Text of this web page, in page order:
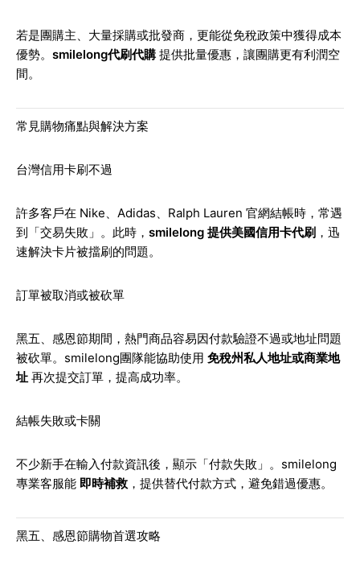
若是團購主、大量採購或批發商，更能從免稅政策中獲得成本
優勢。 smilelong代刷代購 提供批量優惠，讓團購更有利潤空
間。
常見購物痛點與解決方案
台灣信用卡刷不過
許多客戶在 Nike、Adidas、Ralph Lauren 官網結帳時，常遇
到「交易失敗」。此時， smilelong 提供美國信用卡代刷 ，迅
速解決卡片被擋刷的問題。
訂單被取消或被砍單
黑五、感恩節期間，熱門商品容易因付款驗證不過或地址問題
被砍單。smilelong團隊能協助使用 免稅州私人地址或商業地
址 再次提交訂單，提高成功率。
結帳失敗或卡關
不少新手在輸入付款資訊後，顯示「付款失敗」。smilelong
專業客服能 即時補救 ，提供替代付款方式，避免錯過優惠。
黑五、感恩節購物首選攻略